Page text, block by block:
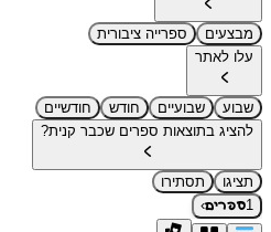
מבצעים
ספרייה ציבורית
עלו לאתר
שבוע שבועיים חודש
חודשיים
להציג בתוצאות ספרים שכבר קנית?
תציגו
תסתירו
1ספרים›